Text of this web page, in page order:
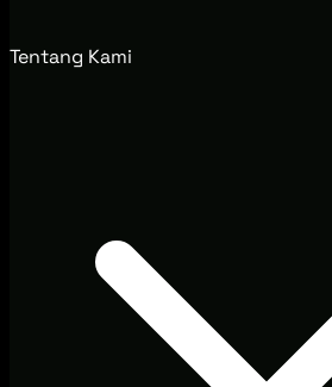
Tentang Kami